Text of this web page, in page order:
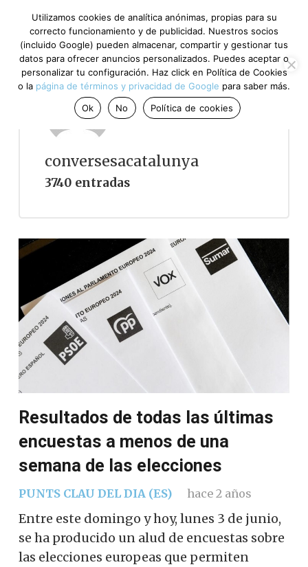
conversesacatalunya
3740 entradas
Resultados de todas las últimas
encuestas a menos de una
semana de las elecciones
PUNTS CLAU DEL DIA (ES) hace 2 años
Entre este domingo y hoy, lunes 3 de junio,
se ha producido un alud de encuestas sobre
las elecciones europeas que permiten
Utilizamos cookies de analítica anónimas, propias para su
correcto funcionamiento y de publicidad. Nuestros socios
(incluido Google) pueden almacenar, compartir y gestionar tus
datos para ofrecer anuncios personalizados. Puedes aceptar o
personalizar tu configuración. Haz click en Política de Cookies
o la página de términos y privacidad de Google para saber más.
Ok
No Política de cookies